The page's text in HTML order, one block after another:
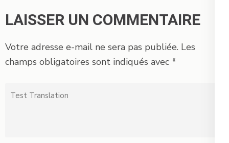
LAISSER UN COMMENTAIRE
Votre adresse e-mail ne sera pas publiée. Les
champs obligatoires sont indiqués avec *
Test